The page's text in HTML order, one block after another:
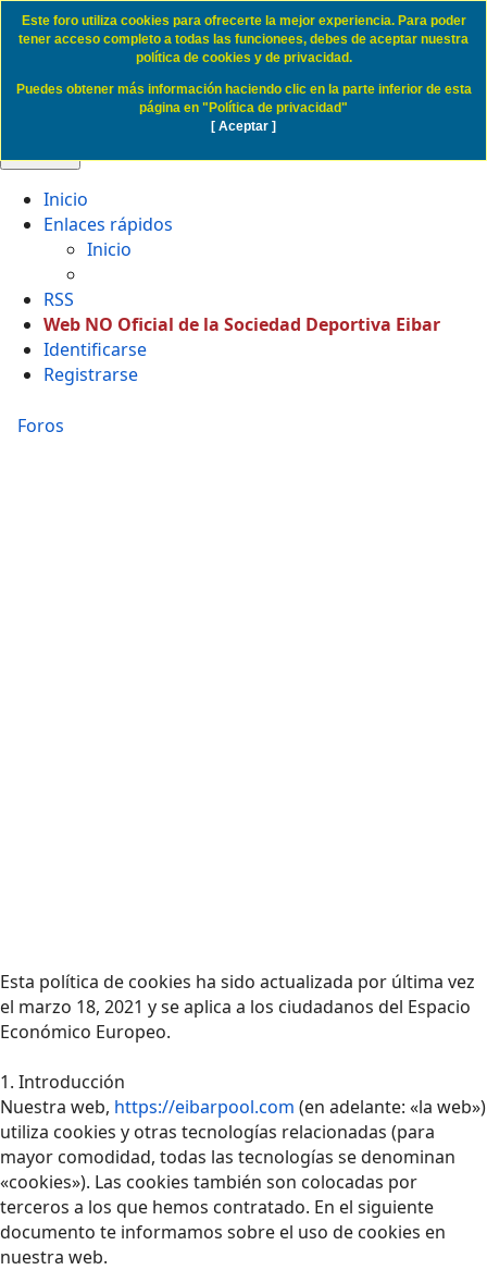
Politica de Cookies SD Eibar
Inicio
Enlaces rápidos
Inicio
RSS
Web NO Oficial de la Sociedad Deportiva Eibar
Identificarse
Registrarse
Foros
Esta política de cookies ha sido actualizada por última vez
el marzo 18, 2021 y se aplica a los ciudadanos del Espacio
Económico Europeo.
1. Introducción
Nuestra web, https://eibarpool.com (en adelante: «la web»)
utiliza cookies y otras tecnologías relacionadas (para
mayor comodidad, todas las tecnologías se denominan
«cookies»). Las cookies también son colocadas por
terceros a los que hemos contratado. En el siguiente
documento te informamos sobre el uso de cookies en
nuestra web.
Este foro utiliza cookies para ofrecerte la mejor experiencia. Para poder
tener acceso completo a todas las funcionees, debes de aceptar nuestra
política de cookies y de privacidad.
Puedes obtener más información haciendo clic en la parte inferior de esta
página en "Política de privacidad"
[ Aceptar ]